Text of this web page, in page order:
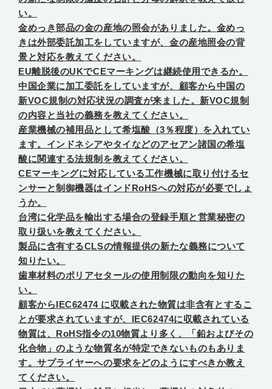
い。
金めっき部品の金の産地の照会がありました。金めっ
きは外部委託加工をしていますが、金の産地照会の背
景と対応を教えてください。
EU離脱後のUKでCEマーキングは継続使用できるか。
中国企業に加工委託をしていますが、顧客から中国の
新VOC規制の対応状況の調査が来ました。新VOC規制
の内容と当社の義務を教えてください。
産業機械の補用品として希塩酸（3％程度）を入れてい
ます。インドネシアやタイなどのアセアン諸国の希塩
酸に関連する法規制を教えてください。
CEマーキングに対応している工作機械に取り付けるセ
ンサーと制御機器はインドRoHSへの対応が必要でしょ
うか。
台湾に化学品を輸出する場合の登録手順と営業秘密の
取り扱いを教えてください。
製品に含有するCLSの情報提供の新たな義務について
知りたい。
歯車材料のポリアセタールの使用制限の動向を知りた
い。
顧客からIEC62474 に収載された物質は非含有とするこ
とが要求されていますが、IEC62474に収載されている
物質は、RoHS指令の10物質より多く、「鉛およびその
化合物」のような物質名が特定できないものもありま
す。サプライヤーへの要求をどのようにすべきか教え
てください。